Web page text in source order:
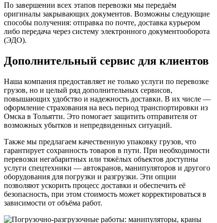
По завершении всех этапов перевозки мы передаём
оригиналы закрывающих документов. Возможны следующие
способы получения: отправка по почте, доставка курьером
либо передача через систему электронного документооборота
(ЭДО).
Дополнительный сервис для клиентов
Наша компания предоставляет не только услуги по перевозке
грузов, но и целый ряд дополнительных сервисов,
повышающих удобство и надежность доставки. В их числе —
оформление страхования на весь период транспортировки из
Омска в Тольятти. Это помогает защитить отправителя от
возможных убытков и непредвиденных ситуаций.
Также мы предлагаем качественную упаковку грузов, что
гарантирует сохранность товаров в пути. При необходимости
перевозки негабаритных или тяжёлых объектов доступны
услуги спецтехники — автокранов, манипуляторов и другого
оборудования для погрузки и разгрузки. Эти опции
позволяют ускорить процесс доставки и обеспечить её
безопасность, при этом стоимость может корректироваться в
зависимости от объёма работ.